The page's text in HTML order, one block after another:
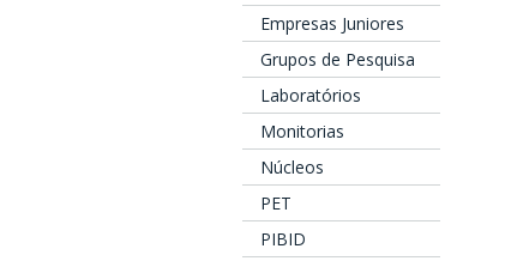
Empresas Juniores
Grupos de Pesquisa
Laboratórios
Monitorias
Núcleos
PET
PIBID